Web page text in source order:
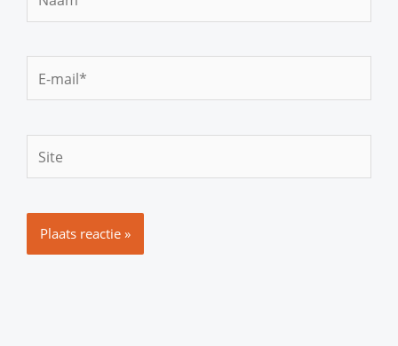
mail*